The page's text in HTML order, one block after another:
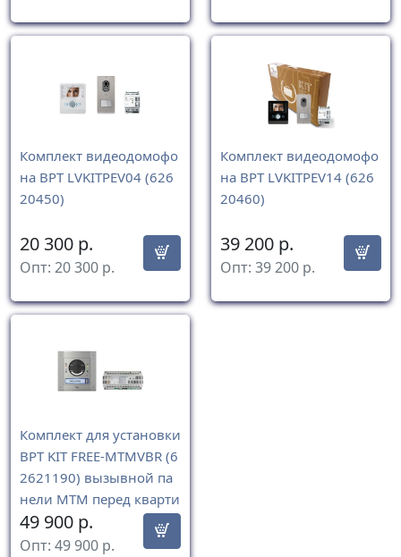
Комплект видеодомофо
на BPT LVKITPEV04 (626
20450)
20 300 р.
Опт: 20 300 р.
Комплект видеодомофо
на BPT LVKITPEV14 (626
20460)
39 200 р.
Опт: 39 200 р.
Комплект для установки
BPT KIT FREE-MTMVBR (6
2621190) вызывной па
нели MTM перед кварти
рой в системах XIP
49 900 р.
Опт: 49 900 р.